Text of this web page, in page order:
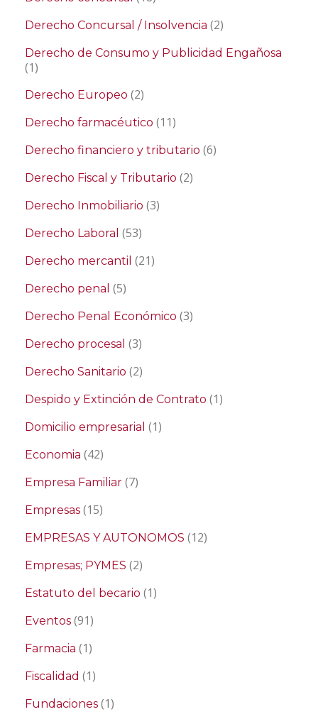
Derecho Concursal / Insolvencia (2)
Derecho de Consumo y Publicidad Engañosa
(1)
Derecho Europeo (2)
Derecho farmacéutico (11)
Derecho financiero y tributario (6)
Derecho Fiscal y Tributario (2)
Derecho Inmobiliario (3)
Derecho Laboral (53)
Derecho mercantil (21)
Derecho penal (5)
Derecho Penal Económico (3)
Derecho procesal (3)
Derecho Sanitario (2)
Despido y Extinción de Contrato (1)
Domicilio empresarial (1)
Economia (42)
Empresa Familiar (7)
Empresas (15)
EMPRESAS Y AUTONOMOS (12)
Empresas; PYMES (2)
Estatuto del becario (1)
Eventos (91)
Farmacia (1)
Fiscalidad (1)
Fundaciones (1)